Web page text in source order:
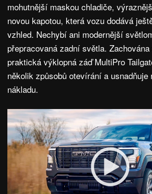
mohutnější maskou chladiče,
novou kapotou, která vozu dodává
vzhled. Nechybí ani modernější
přepracovaná zadní světla.
praktická výklopná záď MultiPro
několik způsobů otevírání a usnadňuje
nákladu.